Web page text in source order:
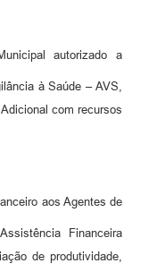
autorizado a
à Saúde – AVS,
com recursos
aos Agentes de
Financeira
de produtividade,